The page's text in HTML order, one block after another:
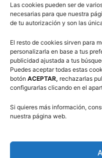
Las cookies pueden ser de
necesarias para que nuestra
de tu autorización y son las
El resto de cookies sirven para
personalizarla en base a tus
publicidad ajustada a tus
Puedes aceptar todas estas
botón ACEPTAR, rechazarlas
configurarlas clicando en el
Si quieres más información,
nuestra página web.
Síguenos en Redes
Suscríbete a nuestra
Correo electrónico